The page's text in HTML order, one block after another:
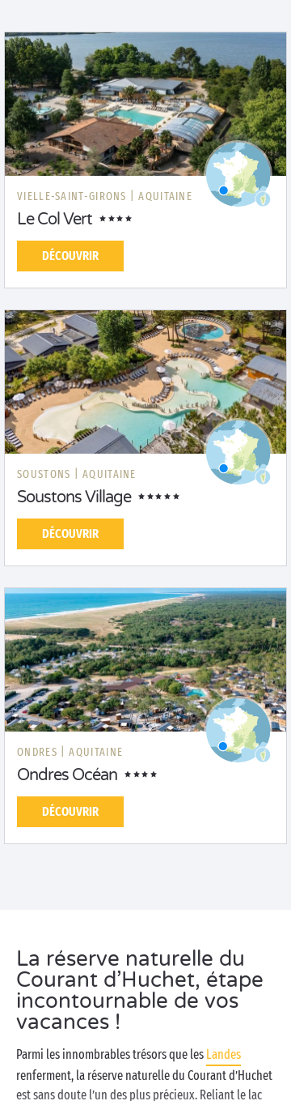
VIELLE-SAINT-GIRONS | AQUITAINE
Le Col Vert
DÉCOUVRIR
SOUSTONS | AQUITAINE
Soustons Village
DÉCOUVRIR
ONDRES | AQUITAINE
Ondres Océan
DÉCOUVRIR
La réserve naturelle du
Courant d’Huchet, étape
incontournable de vos
vacances !
Parmi les innombrables trésors que les Landes
renferment, la réserve naturelle du Courant d’Huchet
est sans doute l’un des plus précieux. Reliant le lac